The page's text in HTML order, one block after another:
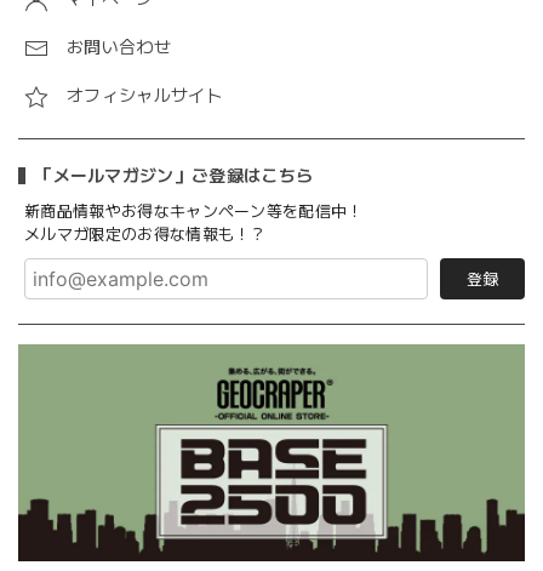
お問い合わせ
オフィシャルサイト
「メールマガジン」ご登録はこちら
新商品情報やお得なキャンペーン等を配信中！
メルマガ限定のお得な情報も！？
登録